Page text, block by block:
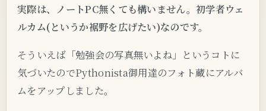
実際は、ノートPC無くても構いません。初学者ウェ
ルカム(というか裾野を広げたい)なのです。
そういえば「勉強会の写真無いよね」というコトに
気づいたのでPythonista御用達のフォト蔵にアルバ
ムをアップしました。